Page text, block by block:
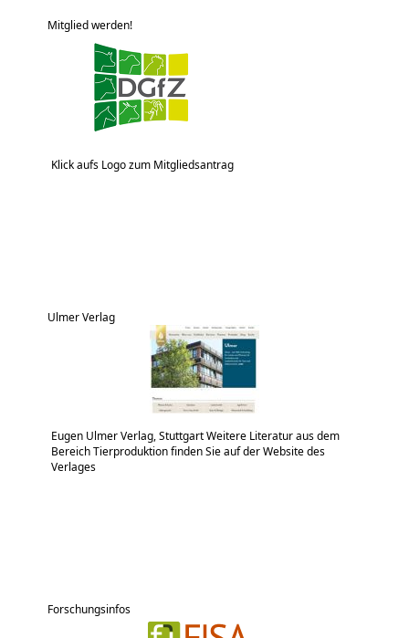
Mitglied werden!
Klick aufs Logo zum Mitgliedsantrag
Ulmer Verlag
Eugen Ulmer Verlag, Stuttgart Weitere Literatur aus dem
Bereich Tierproduktion finden Sie auf der Website des
Verlages
Forschungsinfos